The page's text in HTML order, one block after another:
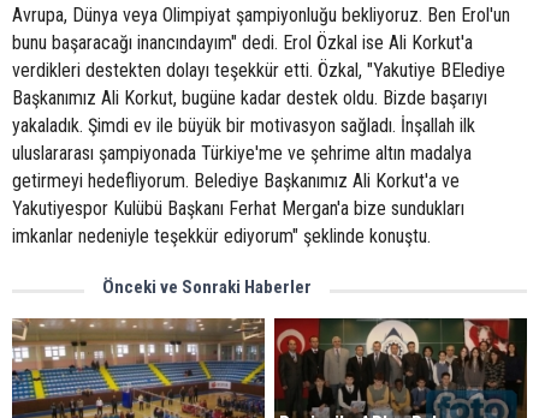
Avrupa, Dünya veya Olimpiyat şampiyonluğu bekliyoruz. Ben Erol'un
bunu başaracağı inancındayım" dedi. Erol Özkal ise Ali Korkut'a
verdikleri destekten dolayı teşekkür etti. Özkal, "Yakutiye BElediye
Başkanımız Ali Korkut, bugüne kadar destek oldu. Bizde başarıyı
yakaladık. Şimdi ev ile büyük bir motivasyon sağladı. İnşallah ilk
uluslararası şampiyonada Türkiye'me ve şehrime altın madalya
getirmeyi hedefliyorum. Belediye Başkanımız Ali Korkut'a ve
Yakutiyespor Kulübü Başkanı Ferhat Mergan'a bize sundukları
imkanlar nedeniyle teşekkür ediyorum" şeklinde konuştu.
Önceki ve Sonraki Haberler